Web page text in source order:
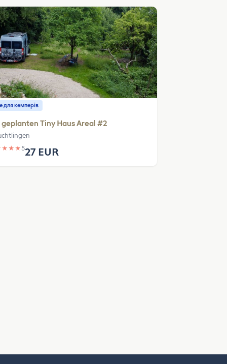
для кемперів
geplanten Tiny Haus Areal #2
★ ★ ★527 EUR